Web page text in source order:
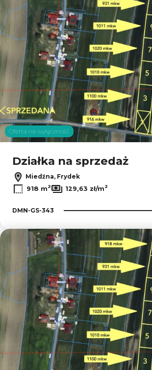
Oferta na wyłączność
Działka na sprzedaż
Miedźna, Frydek
918 m2 129,63 zł/m2
DMN-GS-343